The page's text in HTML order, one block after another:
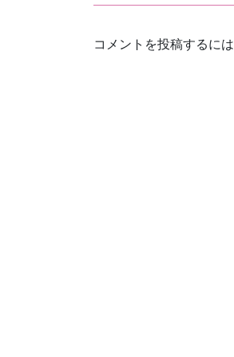
コメントを投稿するには